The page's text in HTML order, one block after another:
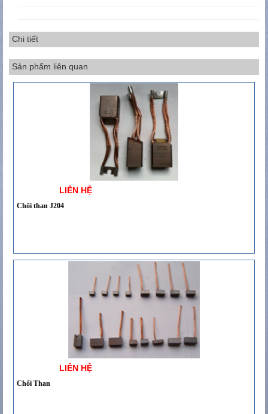
Chi tiết
Sản phẩm liên quan
LIÊN HỆ
Chổi than J204
LIÊN HỆ
Chổi Than